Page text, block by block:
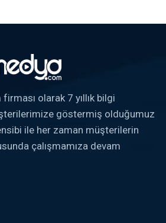
firması olarak 7 yıllık bilgi
göstermiş olduğumuz
ile her zaman müşterilerin
çalışmamıza devam